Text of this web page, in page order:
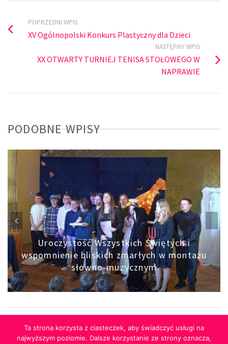
POPRZEDNI WPIS
XV Ogólnopolski Konkurs Plastyczny dla Dzieci
NASTĘPNY WPIS
XX OTWARTY TURNIEJ TENISA STOŁOWEGO W
NAPRAWIE
PODOBNE WPISY
Uroczystość Wszystkich Świętych i
wspomnienie bliskich zmarłych w montażu
słowno-muzycznym
Ta strona korzysta z ciasteczek, aby świadczyć usługi na
najwyższym poziomie. Dalsze korzystanie ze strony oznacza,